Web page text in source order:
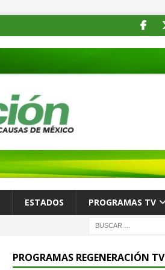
ESTADOS PROGRAMAS TV
PROGRAMAS REGENERACIÓN TV